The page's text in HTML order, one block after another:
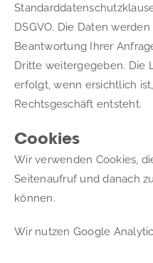
DSGVO. Die Daten
Beantwortung Ihrer
Dritte weitergegeben. Die
erfolgt, wenn ersichtlich
Rechtsgeschäft entsteht.
Cookies
Wir verwenden Cookies,
Seitenaufruf und danach
können.
Wir nutzen Google